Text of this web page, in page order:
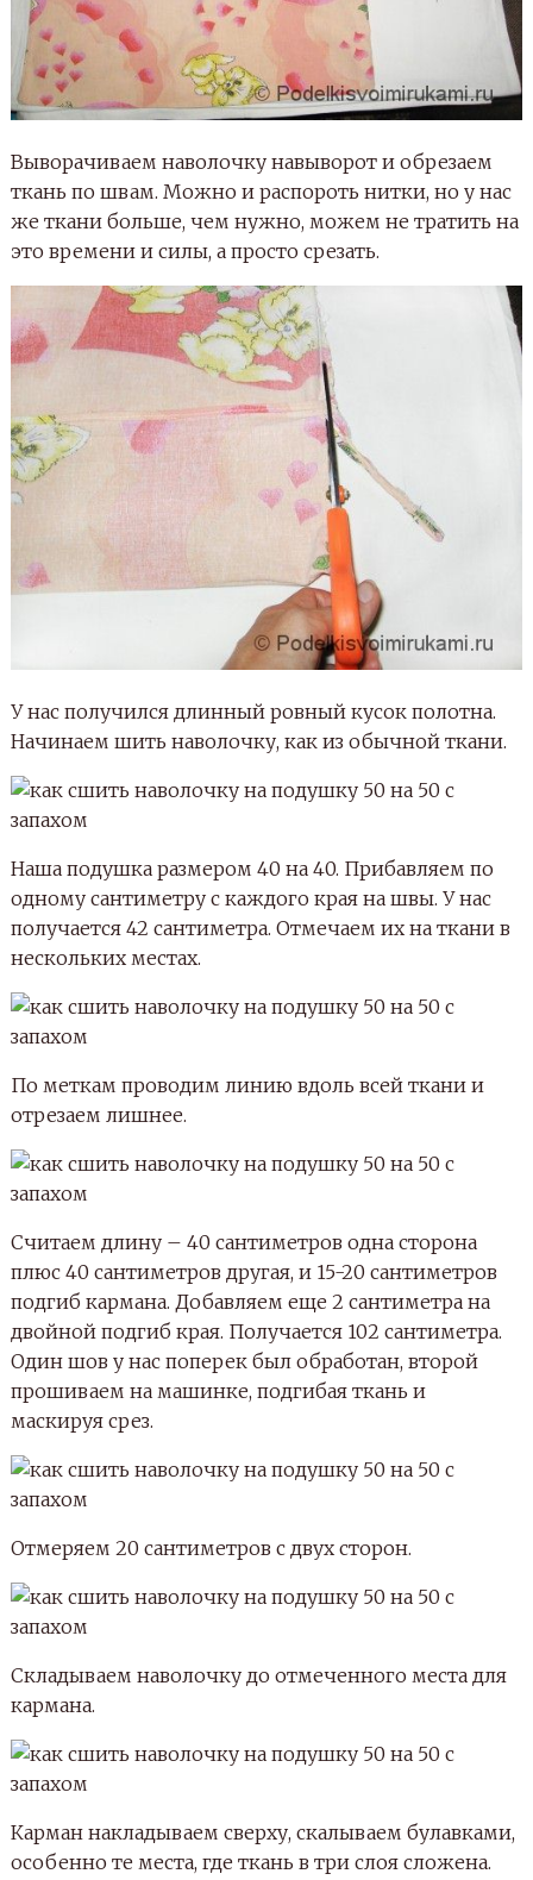
Выворачиваем наволочку навыворот и обрезаем
ткань по швам. Можно и распороть нитки, но у нас
же ткани больше, чем нужно, можем не тратить на
это времени и силы, а просто срезать.
У нас получился длинный ровный кусок полотна.
Начинаем шить наволочку, как из обычной ткани.
Наша подушка размером 40 на 40. Прибавляем по
одному сантиметру с каждого края на швы. У нас
получается 42 сантиметра. Отмечаем их на ткани в
нескольких местах.
По меткам проводим линию вдоль всей ткани и
отрезаем лишнее.
Считаем длину – 40 сантиметров одна сторона
плюс 40 сантиметров другая, и 15-20 сантиметров
подгиб кармана. Добавляем еще 2 сантиметра на
двойной подгиб края. Получается 102 сантиметра.
Один шов у нас поперек был обработан, второй
прошиваем на машинке, подгибая ткань и
маскируя срез.
Отмеряем 20 сантиметров с двух сторон.
Складываем наволочку до отмеченного места для
кармана.
Карман накладываем сверху, скалываем булавками,
особенно те места, где ткань в три слоя сложена.